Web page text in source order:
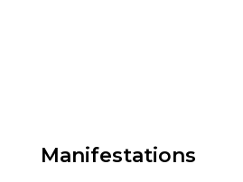
Manifestations